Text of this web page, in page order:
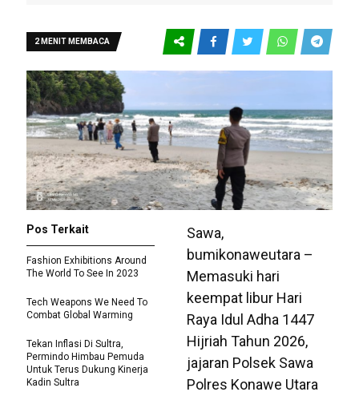
2 MENIT MEMBACA
Sawa,
bumikonaweutara –
Memasuki hari
keempat libur Hari
Raya Idul Adha 1447
Hijriah Tahun 2026,
jajaran Polsek Sawa
Polres Konawe Utara
Pos Terkait
Fashion Exhibitions Around
The World To See In 2023
Tech Weapons We Need To
Combat Global Warming
Tekan Inflasi Di Sultra,
Permindo Himbau Pemuda
Untuk Terus Dukung Kinerja
Kadin Sultra